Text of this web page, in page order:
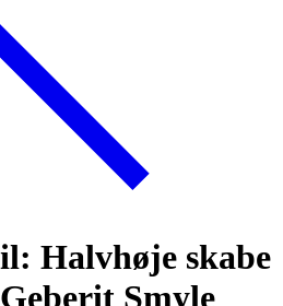
Halvhøje skabe
Smyle